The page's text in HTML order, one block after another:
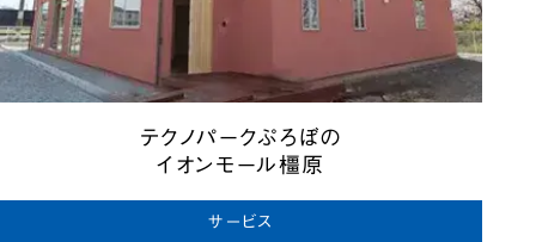
テクノパークぷろぼの
イオンモール橿原
サービス